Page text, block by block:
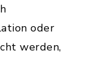
oder
werden,